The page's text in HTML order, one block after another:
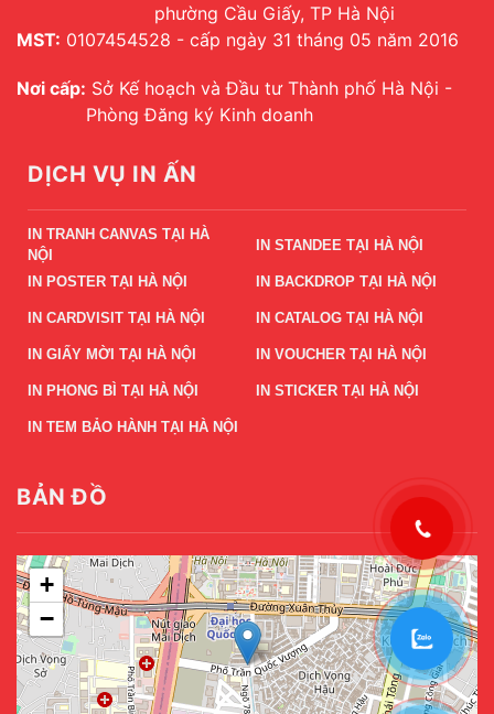
phường Cầu Giấy, TP Hà Nội
MST: 0107454528 - cấp ngày 31 tháng 05 năm 2016
Nơi cấp: Sở Kế hoạch và Đầu tư Thành phố Hà Nội -
Phòng Đăng ký Kinh doanh
DỊCH VỤ IN ẤN
IN TRANH CANVAS TẠI HÀ
NỘI
IN STANDEE TẠI HÀ NỘI
IN POSTER TẠI HÀ NỘI IN BACKDROP TẠI HÀ NỘI
IN CARDVISIT TẠI HÀ NỘI IN CATALOG TẠI HÀ NỘI
IN GIẤY MỜI TẠI HÀ NỘI IN VOUCHER TẠI HÀ NỘI
IN PHONG BÌ TẠI HÀ NỘI IN STICKER TẠI HÀ NỘI
IN TEM BẢO HÀNH TẠI HÀ NỘI
BẢN ĐỒ
+
−